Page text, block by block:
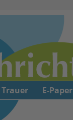
Trauer E-Paper